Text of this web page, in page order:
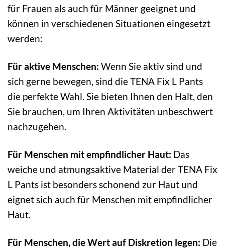
für Frauen als auch für Männer geeignet und
können in verschiedenen Situationen eingesetzt
werden:
Für aktive Menschen: Wenn Sie aktiv sind und
sich gerne bewegen, sind die TENA Fix L Pants
die perfekte Wahl. Sie bieten Ihnen den Halt, den
Sie brauchen, um Ihren Aktivitäten unbeschwert
nachzugehen.
Für Menschen mit empfindlicher Haut: Das
weiche und atmungsaktive Material der TENA Fix
L Pants ist besonders schonend zur Haut und
eignet sich auch für Menschen mit empfindlicher
Haut.
Für Menschen, die Wert auf Diskretion legen: Die